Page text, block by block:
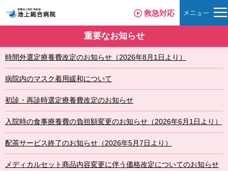
救急対応
重要なお知らせ
時間外選定療養費改定のお知らせ（2026年8月1日より）
病院内のマスク着用緩和について
初診・再診時選定療養費改定のお知らせ
入院時の食事療養費の負担額変更のお知らせ（2026年6月1日より）
配茶サービス終了のお知らせ（2026年5月7日より）
メディカルセット商品内容変更に伴う価格改定についてのお知らせ